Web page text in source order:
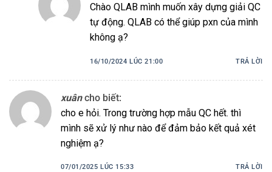
Chào QLAB mình muốn xây dựng giải QC
tự động. QLAB có thể giúp pxn của mình
không ạ?
16/10/2024 LÚC 21:00 TRẢ LỜI
xuân cho biết:
cho e hỏi. Trong trường hợp mẫu QC hết. thì
mình sẽ xử lý như nào để đảm bảo kết quả xét
nghiệm ạ?
07/01/2025 LÚC 15:33 TRẢ LỜI